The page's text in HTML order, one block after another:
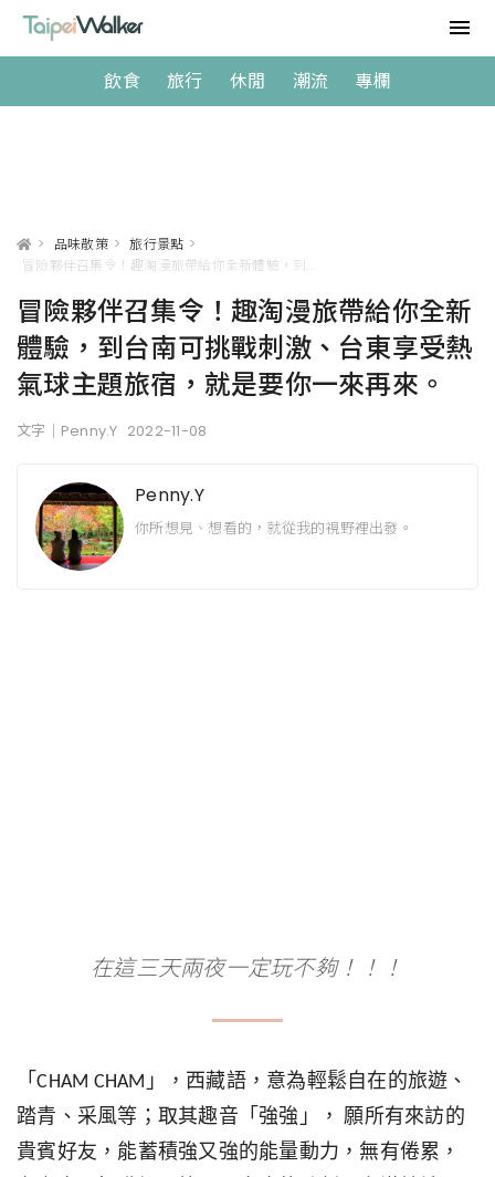
飲食 旅行 休閒 潮流 專欄
> 品味散策 > 旅行景點 >
冒險夥伴召集令！趣淘漫旅帶給你全新
體驗，到台南可挑戰刺激、台東享受熱
氣球主題旅宿，就是要你一來再來。
文字｜Penny.Y 2022-11-08
Penny.Y
你所想見、想看的，就從我的視野裡出發。
在這三天兩夜一定玩不夠！！！
「CHAM CHAM」，西藏語，意為輕鬆自在的旅遊、
踏青、采風等；取其趣音「強強」， 願所有來訪的
貴賓好友，能蓄積強又強的能量動力，無有倦累，